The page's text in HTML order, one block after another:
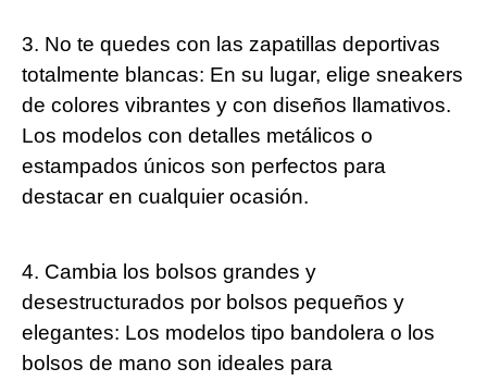
3. No te quedes con las zapatillas deportivas
totalmente blancas: En su lugar, elige sneakers
de colores vibrantes y con diseños llamativos.
Los modelos con detalles metálicos o
estampados únicos son perfectos para
destacar en cualquier ocasión.
4. Cambia los bolsos grandes y
desestructurados por bolsos pequeños y
elegantes: Los modelos tipo bandolera o los
bolsos de mano son ideales para